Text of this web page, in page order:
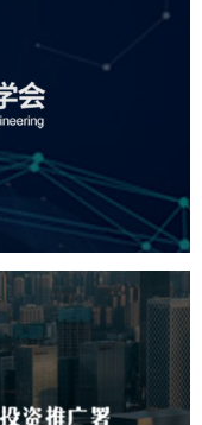
会
建设 网站设计
推广署